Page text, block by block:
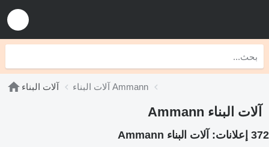
آلات البناء آلات البناء Ammann
آلات البناء Ammann
372 إعلانات: آلات البناء Ammann